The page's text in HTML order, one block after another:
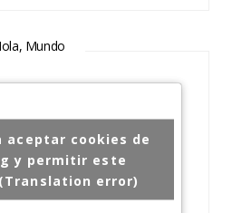
Mundo
aceptar cookies de
y permitir este
error)